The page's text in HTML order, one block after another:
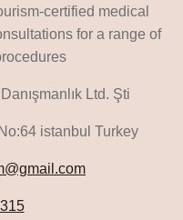
certified medical
for a range of
Ltd. Şti.
istanbul Turkey